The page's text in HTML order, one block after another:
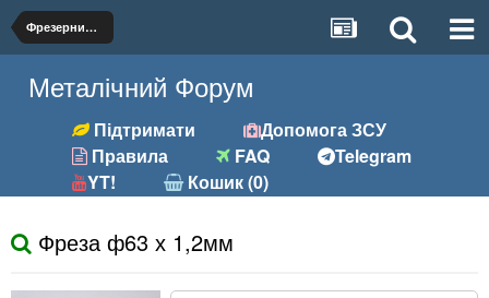
Фрезерний (фрези, розгортки та ін.)
Металічний Форум
Підтримати
Допомога ЗСУ
Правила
FAQ
Telegram
YT!
Кошик (0)
Фреза ф63 х 1,2мм